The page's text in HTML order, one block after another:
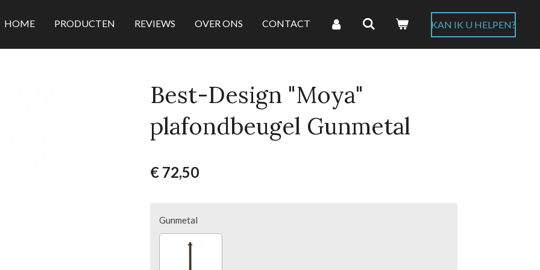
HOME PRODUCTEN REVIEWS OVER ONS CONTACT KAN IK U HELPEN?
Best-Design "Moya"
plafondbeugel Gunmetal
€ 72,50
Gunmetal